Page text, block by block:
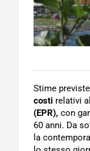
Stime
costi relativi
(EPR), con
60 anni. Da
la